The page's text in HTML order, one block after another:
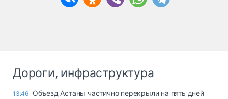
Дороги, инфраструктура
13:46 Объезд Астаны частично перекрыли на пять дней